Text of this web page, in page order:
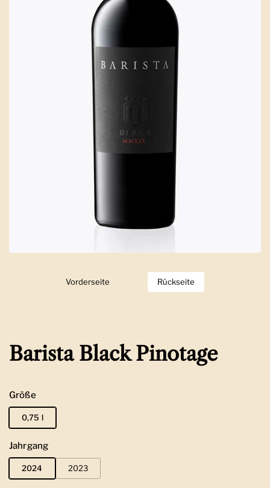
Zeige Folie 1
Vorderseite Zeige Folie 2
Rückseite
Barista Black Pinotage
Größe
0,75 l
Jahrgang
2024 2023